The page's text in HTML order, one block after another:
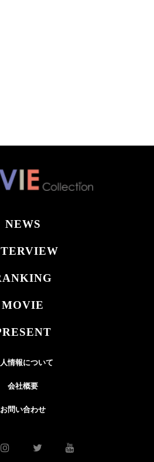
NEWS
MOVIE
情報について
会社概要
お問い合わせ